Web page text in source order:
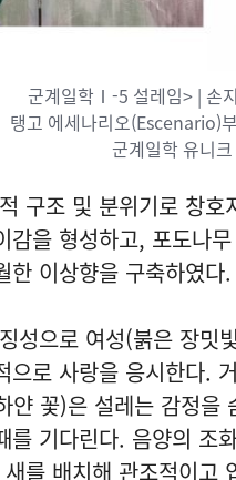
군계일학Ⅰ-5 설레임> | 손
탱고 에세나리오(Escenario)
군계일학 유니
구조 및 분위기로 창
감을 형성하고, 포도나
한 이상향을 구축하였다.
성으로 여성(붉은 장밋
으로 사랑을 응시한다.
얀 꽃)은 설레는 감정을
를 기다린다. 음양의 조
를 배치해 관조적이고